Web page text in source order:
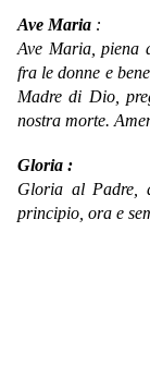
Ave Maria :
Ave Maria,piena
fra le donne e
Madre di Dio,
nostra morte.
Gloria :
Gloria al Padre,
principio, ora e